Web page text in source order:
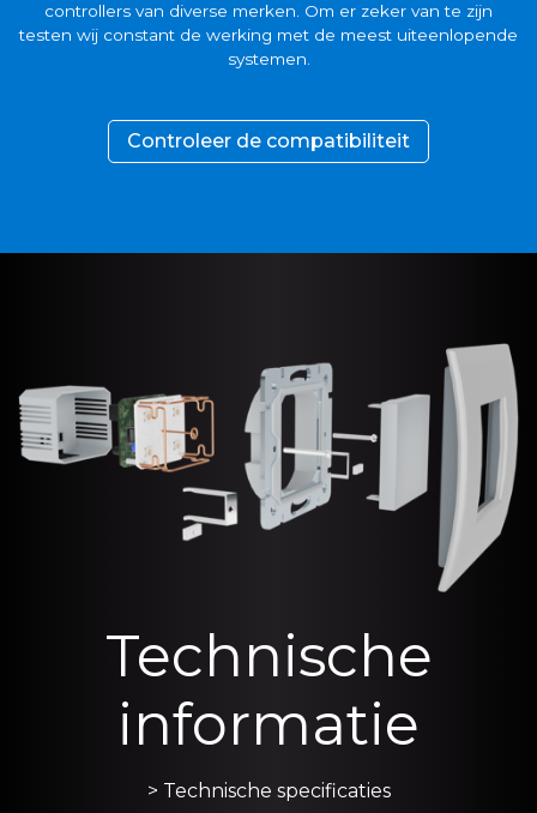
controllers van diverse merken. Om er zeker van te zijn
testen wij constant de werking met de meest uiteenlopende
systemen.
Controleer de compatibiliteit
Technische
informatie
> Technische specificaties